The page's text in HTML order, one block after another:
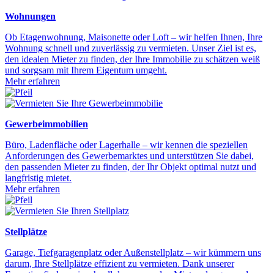
Wohnungen
Ob Etagenwohnung, Maisonette oder Loft – wir helfen Ihnen, Ihre
Wohnung schnell und zuverlässig zu vermieten. Unser Ziel ist es,
den idealen Mieter zu finden, der Ihre Immobilie zu schätzen weiß
und sorgsam mit Ihrem Eigentum umgeht.
Mehr erfahren
Gewerbeimmobilien
Büro, Ladenfläche oder Lagerhalle – wir kennen die speziellen
Anforderungen des Gewerbemarktes und unterstützen Sie dabei,
den passenden Mieter zu finden, der Ihr Objekt optimal nutzt und
langfristig mietet.
Mehr erfahren
Stellplätze
Garage, Tiefgaragenplatz oder Außenstellplatz – wir kümmern uns
darum, Ihre Stellplätze effizient zu vermieten. Dank unserer